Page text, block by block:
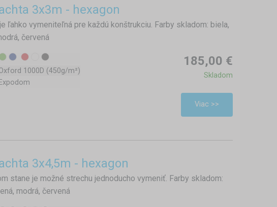
3x3m - hexagon
ľahko vymeniteľná pre každú konštrukciu. Farby skladom: biela,
červená
1000D (450g/m²)
Expodom
185,00 €
Skladom
Viac >>
3x4,5m - hexagon
stane je možné strechu jednoducho vymeniť. Farby skladom:
modrá, červená